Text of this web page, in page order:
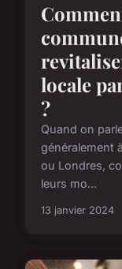
locale
?
Quand on
généralement
ou Londres,
leurs mo...
13 janvier 2024